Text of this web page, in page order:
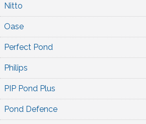
Nitto
Oase
Perfect Pond
Philips
PIP Pond Plus
Pond Defence